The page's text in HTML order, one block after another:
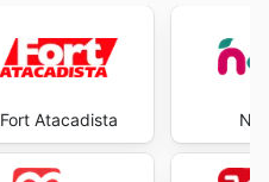
Fort Atacadista